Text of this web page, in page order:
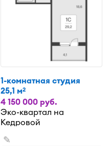
1-комнатная студия
25,1 м2
4 150 000 руб.
Эко-квартал на
Кедровой
✎